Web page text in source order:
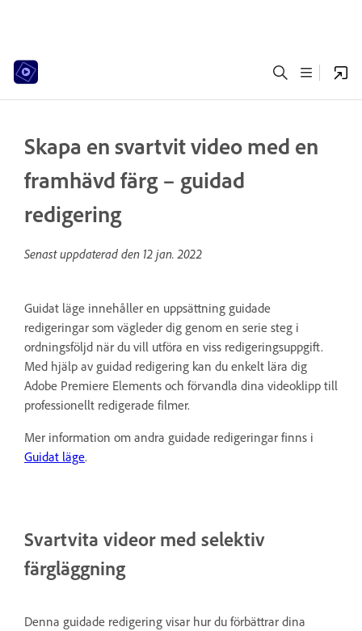
Skapa en svartvit video med en
framhävd färg – guidad
redigering
Senast uppdaterad den 12 jan. 2022
Guidat läge innehåller en uppsättning guidade
redigeringar som vägleder dig genom en serie steg i
ordningsföljd när du vill utföra en viss redigeringsuppgift.
Med hjälp av guidad redigering kan du enkelt lära dig
Adobe Premiere Elements och förvandla dina videoklipp till
professionellt redigerade filmer.
Mer information om andra guidade redigeringar finns i
Guidat läge.
Svartvita videor med selektiv
färgläggning
Denna guidade redigering visar hur du förbättrar dina